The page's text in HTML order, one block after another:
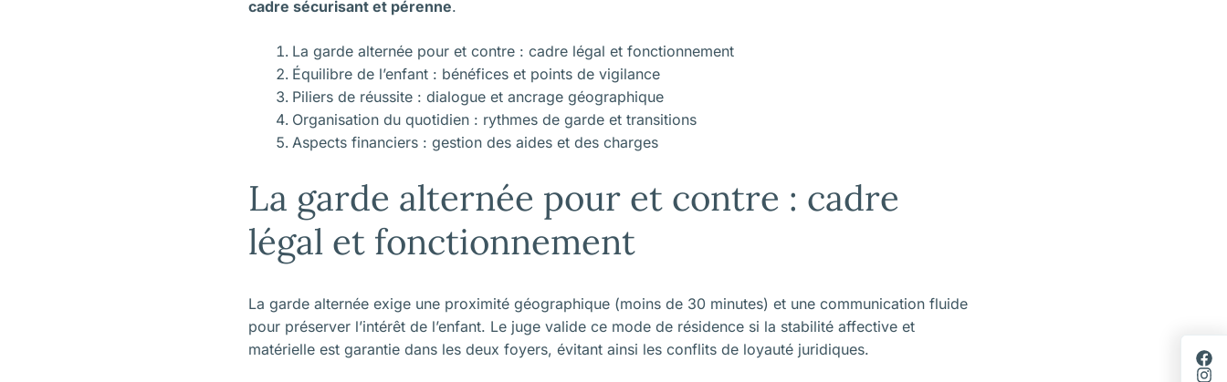
cadre sécurisant et pérenne.
La garde alternée pour et contre : cadre légal et fonctionnement
Équilibre de l’enfant : bénéfices et points de vigilance
Piliers de réussite : dialogue et ancrage géographique
Organisation du quotidien : rythmes de garde et transitions
Aspects financiers : gestion des aides et des charges
La garde alternée pour et contre : cadre
légal et fonctionnement
La garde alternée exige une proximité géographique (moins de 30 minutes) et une communication fluide
pour préserver l’intérêt de l’enfant. Le juge valide ce mode de résidence si la stabilité affective et
matérielle est garantie dans les deux foyers, évitant ainsi les conflits de loyauté juridiques.